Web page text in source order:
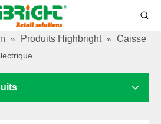
» Produits Highbright » Caisse